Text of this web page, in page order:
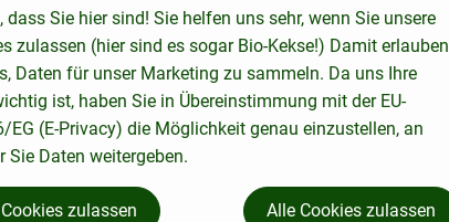
dass Sie hier sind! Sie helfen uns sehr, wenn Sie unsere
zulassen (hier sind es sogar Bio-Kekse!) Damit erlauben
Daten für unser Marketing zu sammeln. Da uns Ihre
ist, haben Sie in Übereinstimmung mit der EU-
(E-Privacy) die Möglichkeit genau einzustellen, an
Sie Daten weitergeben.
zulassen Alle Cookies zulassen